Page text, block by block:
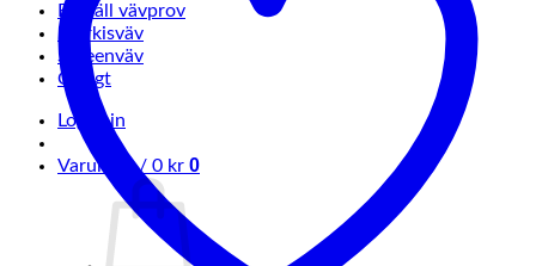
Beställ vävprov
Markisväv
Screenväv
Övrigt
Logga in
Varukorg / 0 kr 0